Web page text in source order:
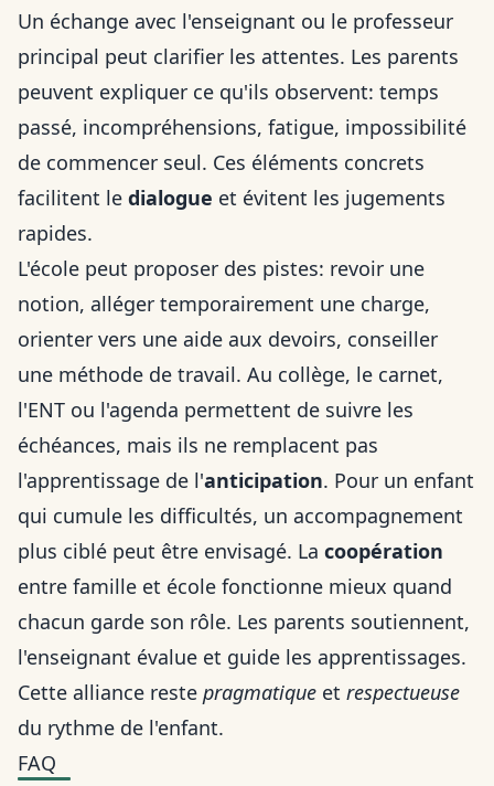
Un échange avec l'enseignant ou le professeur
principal peut clarifier les attentes. Les parents
peuvent expliquer ce qu'ils observent: temps
passé, incompréhensions, fatigue, impossibilité
de commencer seul. Ces éléments concrets
facilitent le dialogue et évitent les jugements
rapides.
L'école peut proposer des pistes: revoir une
notion, alléger temporairement une charge,
orienter vers une aide aux devoirs, conseiller
une méthode de travail. Au collège, le carnet,
l'ENT ou l'agenda permettent de suivre les
échéances, mais ils ne remplacent pas
l'apprentissage de l'anticipation. Pour un enfant
qui cumule les difficultés, un accompagnement
plus ciblé peut être envisagé. La coopération
entre famille et école fonctionne mieux quand
chacun garde son rôle. Les parents soutiennent,
l'enseignant évalue et guide les apprentissages.
Cette alliance reste pragmatique et respectueuse
du rythme de l'enfant.
FAQ